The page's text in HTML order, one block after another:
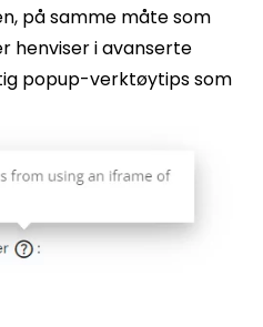
på samme måte som
henviser i avanserte
popup-verktøytips som